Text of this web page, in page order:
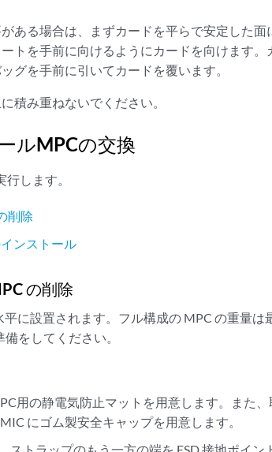
ある場合は、まずカードを平らで安定した面
トを手前に向けるようにカードを向けます。
グを手前に引いてカードを覆います。
積み重ねないでください。
ルMPCの交換
します。
削除
ンストール
の削除
に設置されます。フル構成の MPC の重量は
をしてください。
用の静電気防止マットを用意します。また
にゴム製安全キャップを用意します。